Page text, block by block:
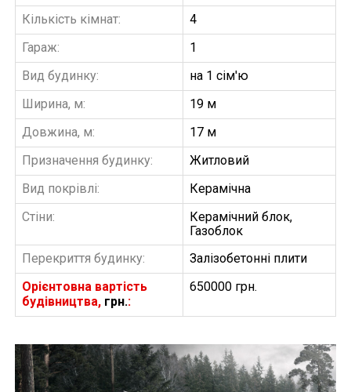
Кількість кімнат:
4
Гараж:
1
Вид будинку:
на 1 сім'ю
Ширина, м:
19 м
Довжина, м:
17 м
Призначення будинку:
Житловий
Вид покрівлі:
Керамічна
Стіни:
Керамічний блок,
Газоблок
Перекриття будинку:
Залізобетонні плити
Орієнтовна вартість
будівництва, грн.:
650000 грн.